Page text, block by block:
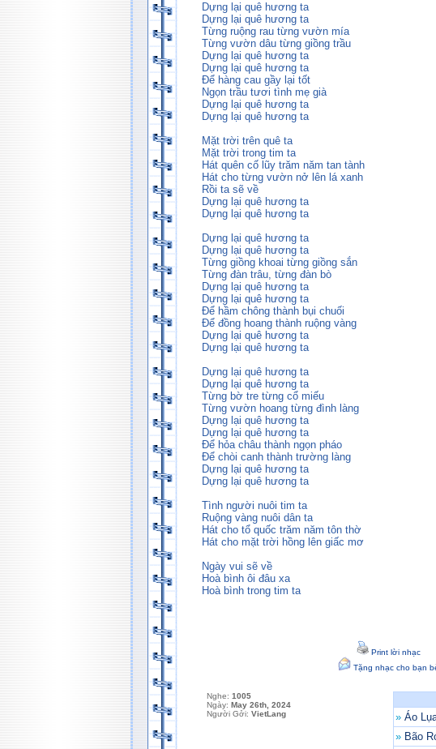
Dựng lại quê hương ta
Dựng lại quê hương ta
Từng ruộng rau từng vườn mía
Từng vườn dâu từng giồng trầu
Dựng lại quê hương ta
Dựng lại quê hương ta
Để hàng cau gầy lại tốt
Ngọn trầu tươi tình mẹ già
Dựng lại quê hương ta
Dựng lại quê hương ta
Mặt trời trên quê ta
Mặt trời trong tim ta
Hát quên cố lũy trăm năm tan tành
Hát cho từng vườn nở lên lá xanh
Rồi ta sẽ về
Dựng lại quê hương ta
Dựng lại quê hương ta
Dựng lại quê hương ta
Dựng lại quê hương ta
Từng giồng khoai từng giồng sắn
Từng đàn trâu, từng đàn bò
Dựng lại quê hương ta
Dựng lại quê hương ta
Để hầm chông thành bụi chuối
Để đồng hoang thành ruộng vàng
Dựng lại quê hương ta
Dựng lại quê hương ta
Dựng lại quê hương ta
Dựng lại quê hương ta
Từng bờ tre từng cổ miếu
Từng vườn hoang từng đình làng
Dựng lại quê hương ta
Dựng lại quê hương ta
Để hỏa châu thành ngọn pháo
Để chòi canh thành trường làng
Dựng lại quê hương ta
Dựng lại quê hương ta
Tình người nuôi tim ta
Ruộng vàng nuôi dân ta
Hát cho tổ quốc trăm năm tôn thờ
Hát cho mặt trời hồng lên giấc mơ
Ngày vui sẽ về
Hoà bình ôi đâu xa
Hoà bình trong tim ta
Print lời nhạc
Tặng nhạc cho bạn
Nghe: 1005
Ngày: May 26th, 2024
Người Gởi: VietLang » Áo
» Bão